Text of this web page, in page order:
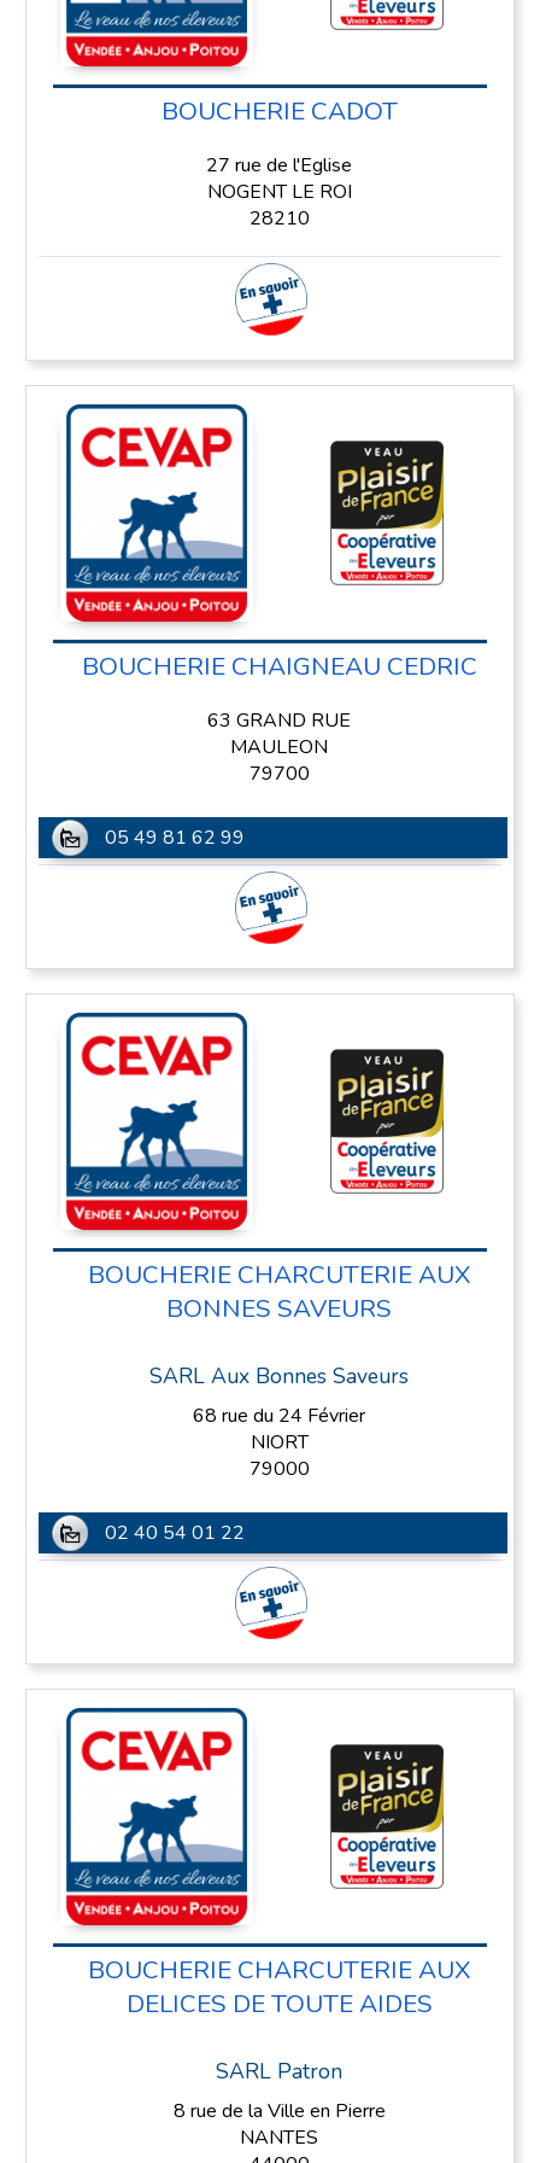
BOUCHERIE CADOT
27 rue de l'Eglise
NOGENT LE ROI
28210
BOUCHERIE CHAIGNEAU CEDRIC
63 GRAND RUE
MAULEON
79700
05 49 81 62 99
BOUCHERIE CHARCUTERIE AUX
BONNES SAVEURS
SARL Aux Bonnes Saveurs
68 rue du 24 Février
NIORT
79000
02 40 54 01 22
BOUCHERIE CHARCUTERIE AUX
DELICES DE TOUTE AIDES
SARL Patron
8 rue de la Ville en Pierre
NANTES